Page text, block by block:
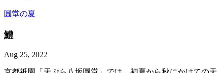
圓堂の夏
鱧
Aug 25, 2022